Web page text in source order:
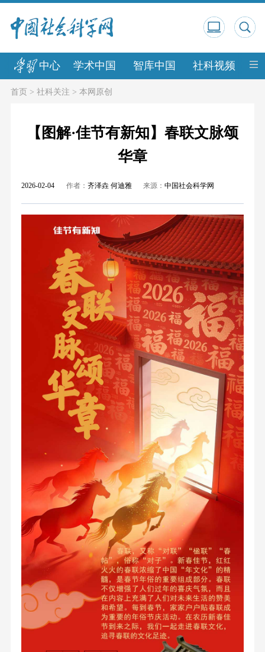
中心 学术中国 智库中国 社科视频 中
首页> 社科关注 > 本网原创
【图解·佳节有新知】春联文脉颂
华章
2026-02-04 作者： 齐泽垚 何迪雅 来源：中国社会科学网